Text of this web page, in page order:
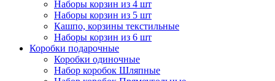
Наборы корзин из 4 шт
Наборы корзин из 5 шт
Кашпо, корзины текстильные
Наборы корзин из 6 шт
Коробки подарочные
Коробки одиночные
Набор коробок Шляпные